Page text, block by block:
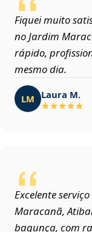
Fiquei muito
no Jardim
rápido,
mesmo dia.
LM Laura M.
Excelente
Maracanã,
bagunça, com